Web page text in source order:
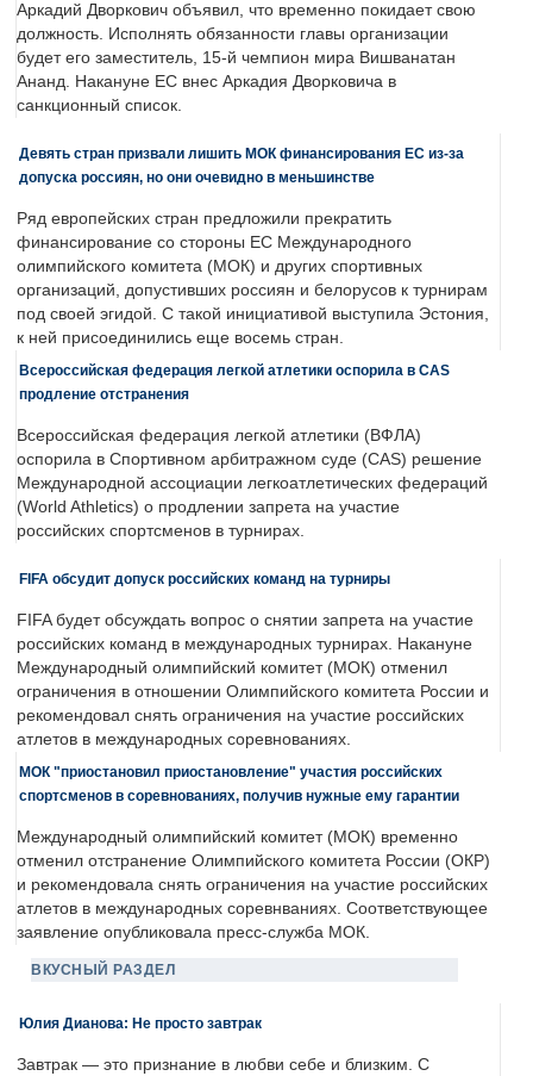
Аркадий Дворкович объявил, что временно покидает свою
должность. Исполнять обязанности главы организации
будет его заместитель, 15-й чемпион мира Вишванатан
Ананд. Накануне ЕС внес Аркадия Дворковича в
санкционный список.
Девять стран призвали лишить МОК финансирования ЕС из-за
допуска россиян, но они очевидно в меньшинстве
Ряд европейских стран предложили прекратить
финансирование со стороны ЕС Международного
олимпийского комитета (МОК) и других спортивных
организаций, допустивших россиян и белорусов к турнирам
под своей эгидой. С такой инициативой выступила Эстония,
к ней присоединились еще восемь стран.
Всероссийская федерация легкой атлетики оспорила в CAS
продление отстранения
Всероссийская федерация легкой атлетики (ВФЛА)
оспорила в Спортивном арбитражном суде (CAS) решение
Международной ассоциации легкоатлетических федераций
(World Athletics) о продлении запрета на участие
российских спортсменов в турнирах.
FIFA обсудит допуск российских команд на турниры
FIFA будет обсуждать вопрос о снятии запрета на участие
российских команд в международных турнирах. Накануне
Международный олимпийский комитет (МОК) отменил
ограничения в отношении Олимпийского комитета России и
рекомендовал снять ограничения на участие российских
атлетов в международных соревнованиях.
МОК "приостановил приостановление" участия российских
спортсменов в соревнованиях, получив нужные ему гарантии
Международный олимпийский комитет (МОК) временно
отменил отстранение Олимпийского комитета России (ОКР)
и рекомендовала снять ограничения на участие российских
атлетов в международных соревнваниях. Соответствующее
заявление опубликовала пресс-служба МОК.
ВКУСНЫЙ РАЗДЕЛ
Юлия Дианова: Не просто завтрак
Завтрак — это признание в любви себе и близким. С